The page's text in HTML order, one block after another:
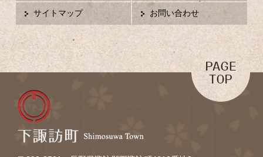
サイトマップ お問い合わせ